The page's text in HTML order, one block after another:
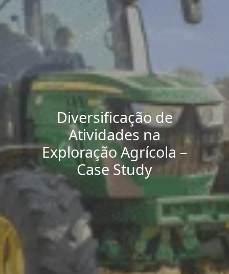
Diversificação de
Atividades na
Exploração Agrícola –
Case Study